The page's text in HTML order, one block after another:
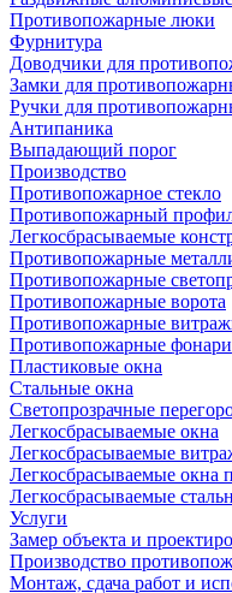
Противопожарные люки
Фурнитура
Доводчики для
Замки для
Ручки для
Антипаника
Выпадающий порог
Производство
Противопожарное стекло
Противопожарный
Легкосбрасываемые
Противопожарные
Противопожарные
Противопожарные ворота
Противопожарные
Противопожарные фонари
Пластиковые окна
Стальные окна
Светопрозрачные
Легкосбрасываемые окна
Легкосбрасываемые
Легкосбрасываемые
Легкосбрасываемые
Услуги
Замер объекта и
Производство
Монтаж, сдача работ и